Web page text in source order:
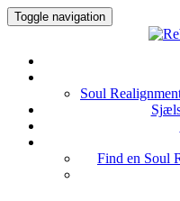
Toggle navigation
Soul
Find en Soul